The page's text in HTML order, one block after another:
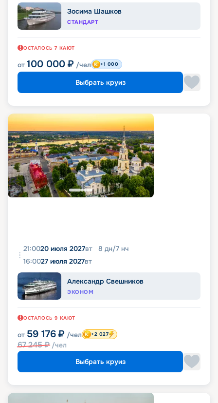
Зосима Шашков
СТАНДАРТ
ОСТАЛОСЬ 7 КАЮТ
от 100 000 ₽ /чел +1 000
Выбрать круиз
21:0020 июля 2027вт 8 дн/7 нч
16:0027 июля 2027вт
Александр Свешников
ЭКОНОМ
ОСТАЛОСЬ 9 КАЮТ
от 59 176 ₽ /чел
67 245₽ /чел
+2 027
Выбрать круиз